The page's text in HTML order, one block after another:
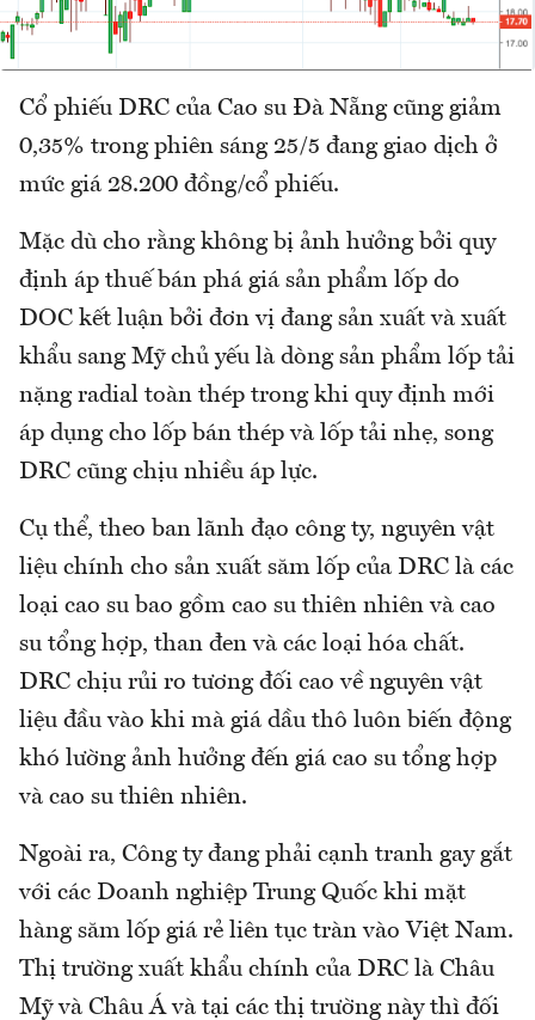
Cổ phiếu DRC của Cao su Đà Nẵng cũng giảm
0,35% trong phiên sáng 25/5 đang giao dịch ở
mức giá 28.200 đồng/cổ phiếu.
Mặc dù cho rằng không bị ảnh hưởng bởi quy
định áp thuế bán phá giá sản phẩm lốp do
DOC kết luận bởi đơn vị đang sản xuất và xuất
khẩu sang Mỹ chủ yếu là dòng sản phẩm lốp tải
nặng radial toàn thép trong khi quy định mới
áp dụng cho lốp bán thép và lốp tải nhẹ, song
DRC cũng chịu nhiều áp lực.
Cụ thể, theo ban lãnh đạo công ty, nguyên vật
liệu chính cho sản xuất săm lốp của DRC là các
loại cao su bao gồm cao su thiên nhiên và cao
su tổng hợp, than đen và các loại hóa chất.
DRC chịu rủi ro tương đối cao về nguyên vật
liệu đầu vào khi mà giá dầu thô luôn biến động
khó lường ảnh hưởng đến giá cao su tổng hợp
và cao su thiên nhiên.
Ngoài ra, Công ty đang phải cạnh tranh gay gắt
với các Doanh nghiệp Trung Quốc khi mặt
hàng săm lốp giá rẻ liên tục tràn vào Việt Nam.
Thị trường xuất khẩu chính của DRC là Châu
Mỹ và Châu Á và tại các thị trường này thì đối